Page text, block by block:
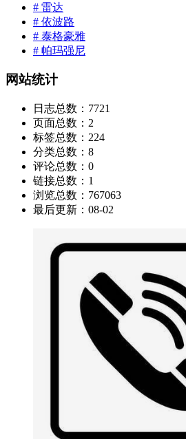
# 雷达
# 依波路
# 泰格豪雅
# 帕玛强尼
网站统计
日志总数： 7721
页面总数： 2
标签总数： 224
分类总数： 8
评论总数： 0
链接总数： 1
浏览总数： 767063
最后更新： 08-02